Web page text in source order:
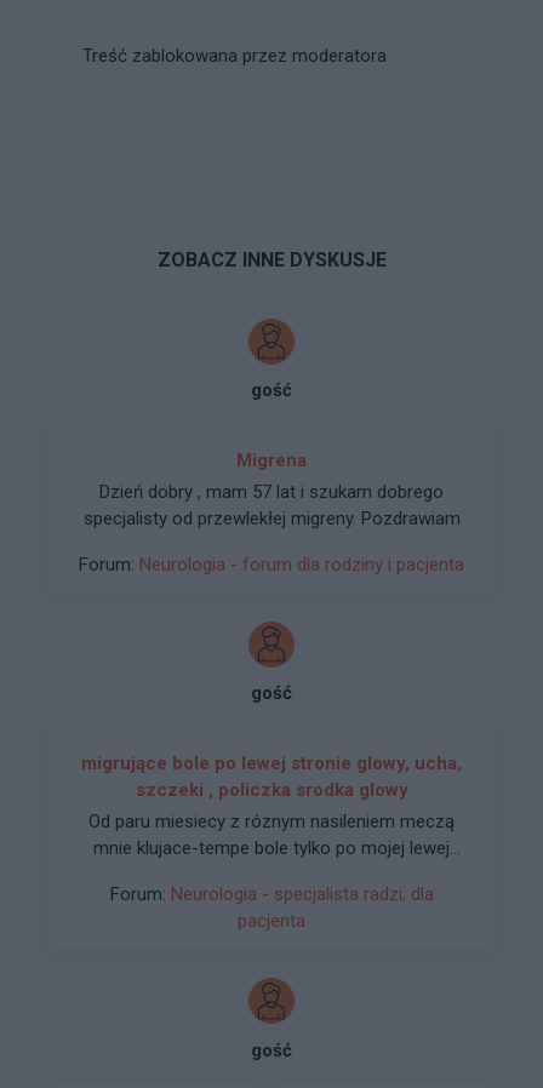
Treść zablokowana przez moderatora
ZOBACZ INNE DYSKUSJE
gość
Migrena
Dzień dobry , mam 57 lat i szukam dobrego
specjalisty od przewlekłej migreny. Pozdrawiam
Forum: Neurologia - forum dla rodziny i pacjenta
gość
migrujące bole po lewej stronie glowy, ucha,
szczeki , policzka srodka glowy
Od paru miesiecy z róznym nasileniem meczą
mnie klujace-tempe bole tylko po mojej lewej
bezsennosc, bole sa co chwile lekkie, czasem
silne. Neurolog skierowala na TK piramidy ucha
moze po 2h i sie notorycznie wybudzam .
Larybgolog sprawdzala ucho zewnetrzne ok ,
uczucie lekkiego rozpierania nosa bez bolu,
Forum: Neurologia - specjalista radzi, dla
pacjenta
gość